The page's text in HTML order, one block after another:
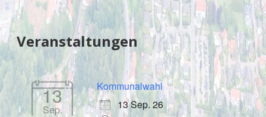
Sidebar
Veranstaltungen
13
Sep.
Kommunalwahl
13 Sep. 26